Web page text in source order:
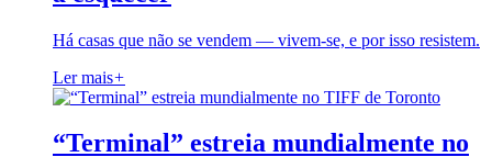
Há casas que não se vendem — vivem-se, e por isso resistem.
Ler mais+
“Terminal” estreia mundialmente no